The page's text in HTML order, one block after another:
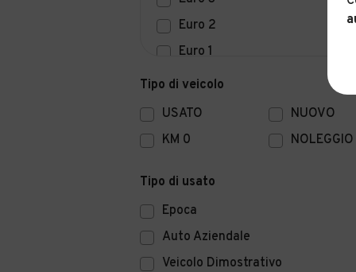
Euro 2
Euro 1
Euro 0
Tipo di veicolo
USATO
NUOVO
KM 0
NOLEGGIO
Tipo di usato
Epoca
Auto Aziendale
Veicolo Dimostrativo